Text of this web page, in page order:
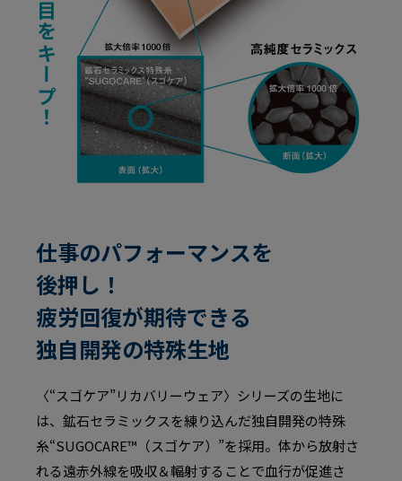
仕事のパフォーマンスを
後押し！
疲労回復が期待できる
独自開発の特殊生地
〈“スゴケア”リカバリーウェア〉シリーズの生地に
は、鉱石セラミックスを練り込んだ独自開発の特殊
糸“SUGOCARE™（スゴケア）”を採用。体から放射さ
れる遠赤外線を吸収＆輻射することで血行が促進さ